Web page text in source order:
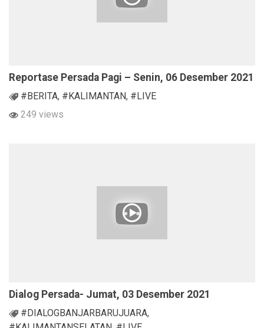
Reportase Persada Pagi – Senin, 06 Desember 2021
#BERITA, #KALIMANTAN, #LIVE
249 views
Dialog Persada- Jumat, 03 Desember 2021
#DIALOGBANJARBARUJUARA,